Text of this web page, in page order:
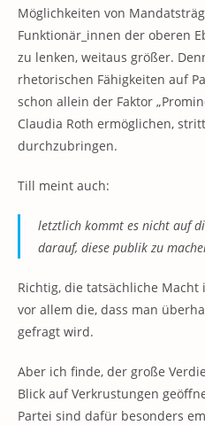
Möglichkeiten von
Funktionär_innen der oberen
zu lenken, weitaus größer.
rhetorischen Fähigkeiten auf
schon allein der Faktor
Claudia Roth ermöglichen,
durchzubringen.
Till meint auch:
letztlich kommt es nicht auf
darauf, diese publik zu
Richtig, die tatsächliche
vor allem die, dass man
gefragt wird.
Aber ich finde, der große
Blick auf Verkrustungen
Partei sind dafür besonders